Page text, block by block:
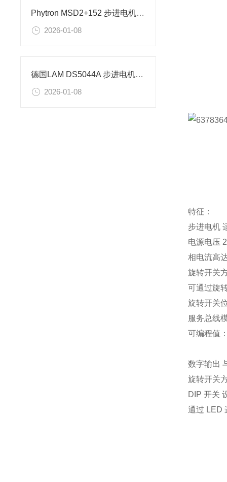
Phytron MSD2+152 步进电机的维修和保养
2026-01-08
德国LAM DS5044A 步进电机控制器的技术参数
2026-01-08
特征：
步进电机
电源电压
相电流高
旋转开关
可通过旋
旋转开关
服务总线
可编程值
数字输出
旋转开关
DIP 开关
通过 LED